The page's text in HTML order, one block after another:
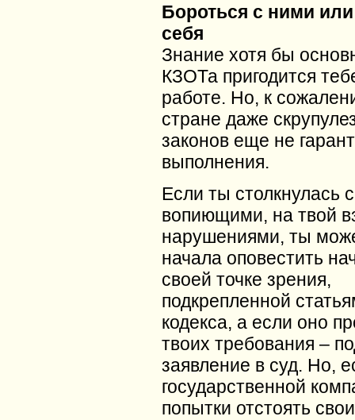
Бороться с ними
себя
Знание хотя бы
КЗОТа пригодится
работе. Но, к
стране даже
законов еще не
выполнения.
Если ты столкнулась с
вопиющими, на твой
нарушениями, ты
начала оповестить
своей точке зрения,
подкрепленной
кодекса, а если оно
твоих требования –
заявление в суд. Но,
государственной
попытки отстоять